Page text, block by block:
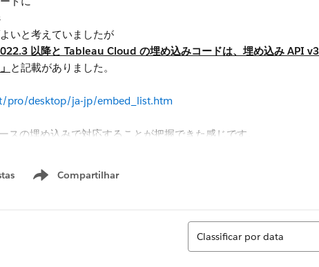
いと考えていましたが
以降と Tableau Cloud の埋め込みコードは、埋め込み API
と記載がありました。
pro/desktop/ja-jp/embed_list.htm
の埋め込みで対応することが把握できた感じです。
api/embedding_api/en-us/docs/embedding_api_about.html
Compartilhar
Show menu
Classificar
Classificar por data